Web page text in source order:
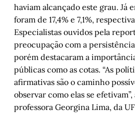
haviam alcançado este grau. Já
foram de 17,4% e 7,1%,
Especialistas ouvidos pela
preocupação com a
porém destacaram a
públicas como as cotas. “As
afirmativas são o caminho
observar como elas se
professora Georgina Lima, da